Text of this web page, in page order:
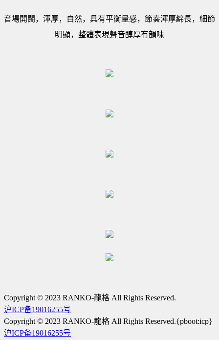
音場開闊，渾厚，自然，具有平衡量感，節奏渾厚綿長，細節
明顯，整體表現聲音醇厚有韻味
Copyright © 2023 RANKO-龍格 All Rights Reserved.
沪ICP备19016255号
Copyright © 2023 RANKO-龍格 All Rights Reserved.{pboot:icp}
沪ICP备19016255号